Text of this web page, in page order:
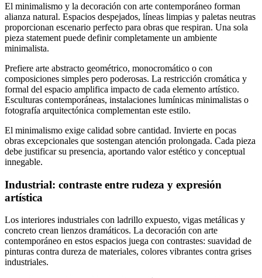
El minimalismo y la decoración con arte contemporáneo forman
alianza natural. Espacios despejados, líneas limpias y paletas neutras
proporcionan escenario perfecto para obras que respiran. Una sola
pieza statement puede definir completamente un ambiente
minimalista.
Prefiere arte abstracto geométrico, monocromático o con
composiciones simples pero poderosas. La restricción cromática y
formal del espacio amplifica impacto de cada elemento artístico.
Esculturas contemporáneas, instalaciones lumínicas minimalistas o
fotografía arquitectónica complementan este estilo.
El minimalismo exige calidad sobre cantidad. Invierte en pocas
obras excepcionales que sostengan atención prolongada. Cada pieza
debe justificar su presencia, aportando valor estético y conceptual
innegable.
Industrial: contraste entre rudeza y expresión
artística
Los interiores industriales con ladrillo expuesto, vigas metálicas y
concreto crean lienzos dramáticos. La decoración con arte
contemporáneo en estos espacios juega con contrastes: suavidad de
pinturas contra dureza de materiales, colores vibrantes contra grises
industriales.